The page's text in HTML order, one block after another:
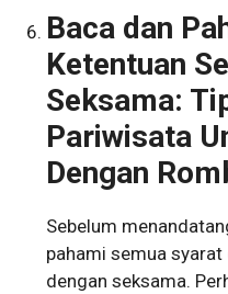
Baca dan
Ketentuan
Seksama:
Pariwisata
Dengan
Sebelum
pahami semua
dengan seksama.